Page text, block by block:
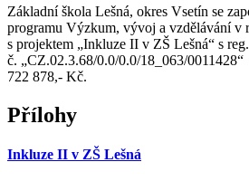
Základní škola Lešná, okres Vsetín se
programu Výzkum, vývoj a vzdělávání v
s projektem „Inkluze II v ZŠ Lešná“ s reg.
č. „CZ.02.3.68/0.0/0.0/18_063/
722 878,- Kč.
Přílohy
Inkluze II v ZŠ Lešná